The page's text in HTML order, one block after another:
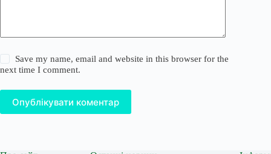
Save my name, email and website in this browser for the
next time I comment.
Опублікувати коментар